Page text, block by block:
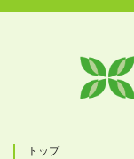
トップ